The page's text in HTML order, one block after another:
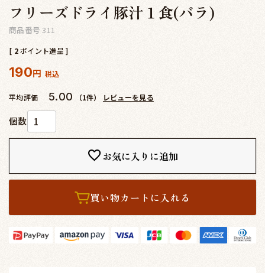
フリーズドライ豚汁１食(バラ)
商品番号 311
[ 2ポイント進呈 ]
190 税込
平均評価 5.00 （1件） レビューを見る
お気に入りに追加
買い物カートに入れる